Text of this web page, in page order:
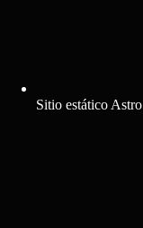
Sitio estático